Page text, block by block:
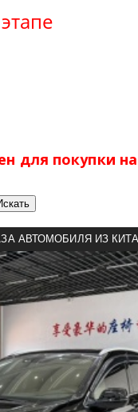
для покупки на
АВТОМОБИЛЯ ИЗ